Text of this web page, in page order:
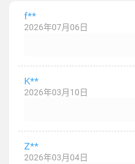
f**
2026年07月06日
K**
2026年03月10日
Z**
2026年03月04日